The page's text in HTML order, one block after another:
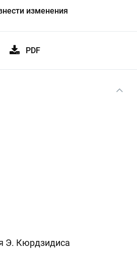
изменения
PDF
Э. Кюрдзидиса